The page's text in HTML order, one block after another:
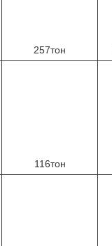
257тон
116тон